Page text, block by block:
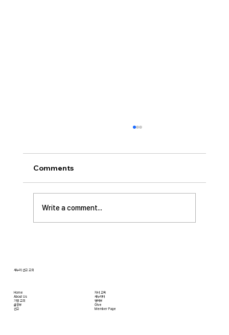
• 서대석 목자 단기 선교 8월 1일부터 13일까지
이스라엘 단기 선교를 다녀옵니다. 관심과 기도
부탁 드립니다. • 가정교회 평신도 세미나 등록
평신도 세미나가 어스틴 늘푸른교회에서 9월 25
일부터 27일까지 있습니다. 등록마감은 8월 7일
Comments
Write a comment...
Home
About Us
​가정 교회
​삶공부
​선교
자녀 교육
새누리터
영어부
Give
Member Page
새누리 선교 교회